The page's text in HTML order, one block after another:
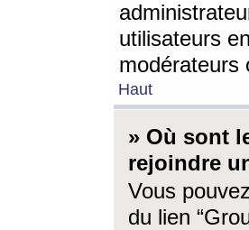
utilisateurs
modérateurs
Haut
» Où sont
rejoindre
Vous
du lien